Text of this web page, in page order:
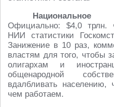
Национальное
Официально: $4,0 трлн.
НИИ статистики
Занижение в 10 раз,
властям для того, чтобы
олигархам и
общенародной
вдалбливать
чем работаем.